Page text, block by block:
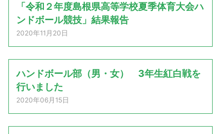
「令和２年度島根県高等学校夏季体育大会ハ
ンドボール競技」結果報告
2020年11月20日
ハンドボール部（男・女） 3年生紅白戦を
行いました
2020年06月15日